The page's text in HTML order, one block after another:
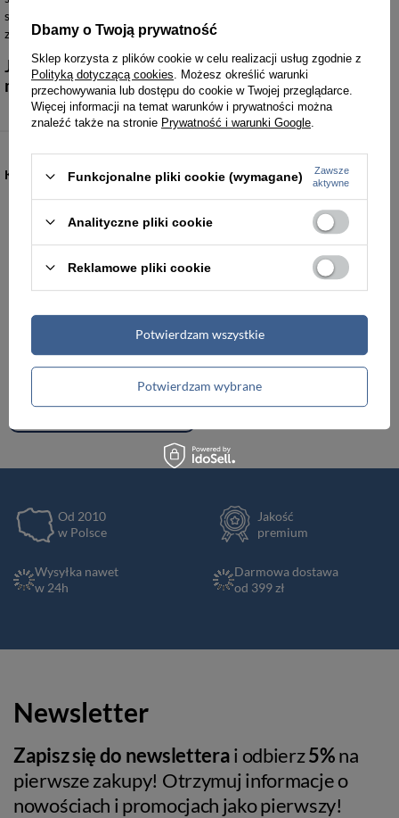
shopperki, dedykowane do intensywnej eksploatacji w
zróżnicowanych warunkach.
Jakie warianty wykończenia i fasony oferuje
marka David Jones?
KATEGORIE
Torebki damskie Torby damskie
Torby męskie Teczki męskie
Plecaki Portfele
Renowacja skóry
Od 2010
w Polsce
Jakość
premium
Wysyłka nawet
w 24h
Darmowa dostawa
od 399 zł
Newsletter
Zapisz się do newsletterai odbierz5%na
pierwsze zakupy! Otrzymuj informacje o
nowościach i promocjach jako pierwszy!
Dbamy o Twoją prywatność
Sklep korzysta z plików cookie w celu realizacji usług zgodnie z
Polityką dotyczącą cookies . Możesz określić warunki
przechowywania lub dostępu do cookie w Twojej przeglądarce.
Więcej informacji na temat warunków i prywatności można
znaleźć także na stronie Prywatność i warunki Google
Funkcjonalne pliki cookie (wymagane)
Zawsze
aktywne
Analityczne pliki cookie
Reklamowe pliki cookie
Potwierdzam wybrane
Potwierdzam wszystkie